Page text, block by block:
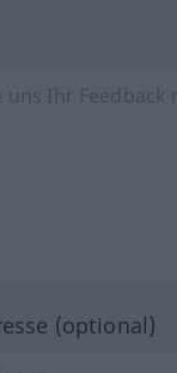
(optional)